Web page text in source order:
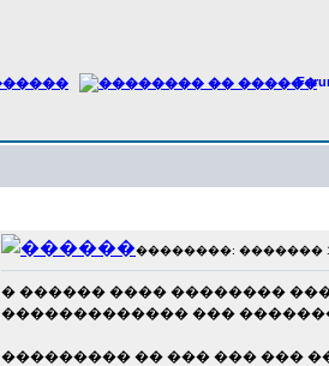
��������: ������� 17
� ������ ���� ��������
������������� ���
��������� �� ��� ��� ���